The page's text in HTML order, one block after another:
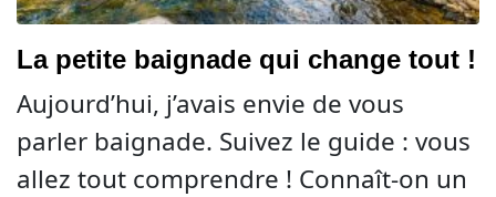
La petite baignade qui change tout !
Aujourd’hui, j’avais envie de vous
parler baignade. Suivez le guide : vous
allez tout comprendre ! Connaît-on un